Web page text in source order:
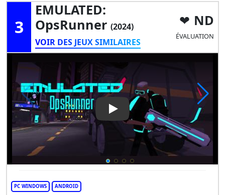
3
EMULATED:
OpsRunner (2024)
VOIR DES JEUX SIMILAIRES
ND
ÉVALUATION
Play Video: EMULATED:
PC WINDOWS ANDROID